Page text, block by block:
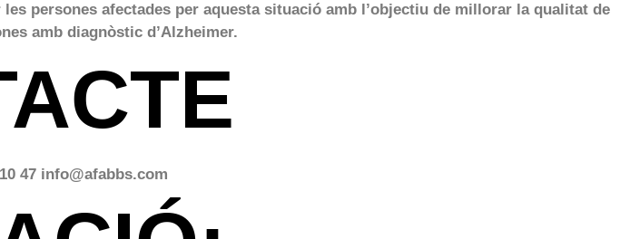
persones afectades per aquesta situació amb l’objectiu de millorar la qualitat de
amb diagnòstic d’Alzheimer.
47 info@afabbs.com